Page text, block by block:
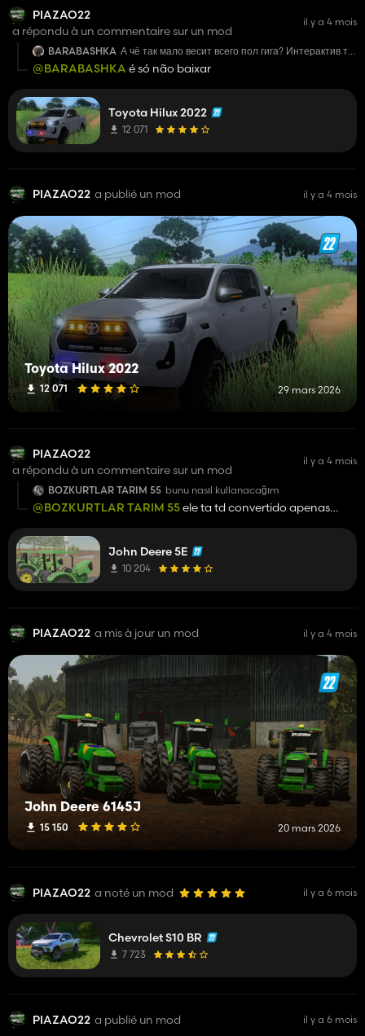
PIAZAO22
a répondu à un commentaire sur un mod
il y a 4 mois
BARABASHKA А чё так мало весит всего пол гига? Интерактив то
хоть есть? Что с логом ? Цветной?
@BARABASHKA é só não baixar
Toyota Hilux 2022
12 071
PIAZAO22 a publié un mod il y a 4 mois
Toyota Hilux 2022
12 071 29 mars 2026
PIAZAO22
a répondu à un commentaire sur un mod
il y a 4 mois
BOZKURTLAR TARIM 55 bunu nasıl kullanacağım
@BOZKURTLAR TARIM 55ele ta td convertido apenas
John Deere 5E
10 204
PIAZAO22 a mis à jour un mod il y a 4 mois
John Deere 6145J
15 150 20 mars 2026
PIAZAO22 a noté un mod il y a 6 mois
Chevrolet S10 BR
7 723
PIAZAO22 a publié un mod il y a 6 mois